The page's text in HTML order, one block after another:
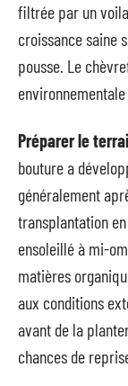
filtrée par un
croissance saine
pousse. Le
Préparer le
bouture a
généralement
transplantation
ensoleillé à mi-
matières
aux conditions
avant de la
chances de